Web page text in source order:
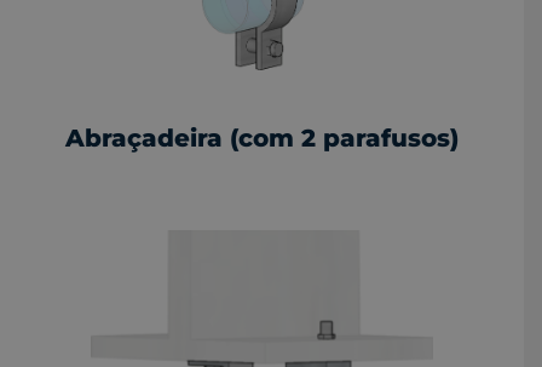
Abraçadeira (com 2 parafusos)